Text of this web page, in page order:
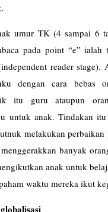
umur TK (4 sampai 6
pada point “e” ialah
reader stage).
dengan cara bebas
itu guru ataupun
untuk anak. Tindakan
melakukan perbaikan
banyak
anak untuk
waktu mereka ikut